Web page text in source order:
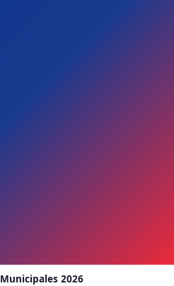
Municipales 2026